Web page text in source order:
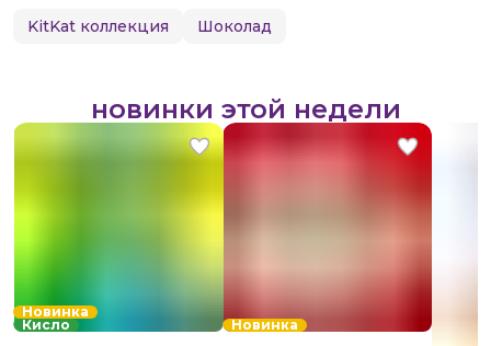
KitKat коллекция Шоколад
новинки этой недели
Новинка
Кисло
Новинка